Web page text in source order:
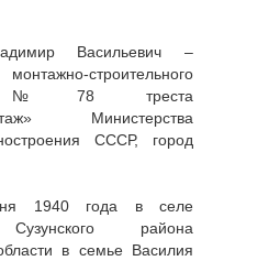
Васильевич –
строительного
№78 треста
Министерства
СССР, город
1940 года в селе
района
в семье Василия